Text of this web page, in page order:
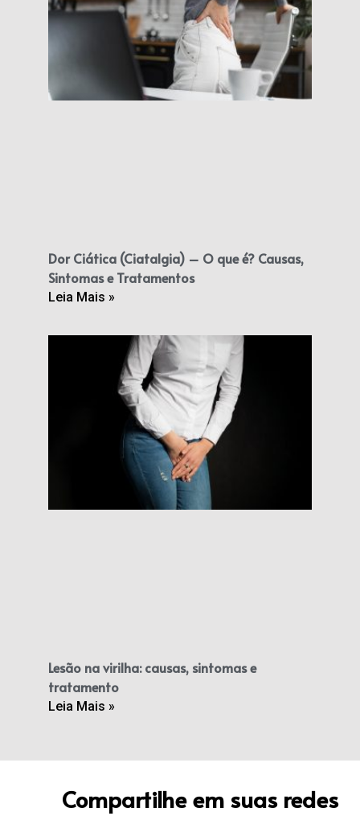
Dor Ciática (Ciatalgia) – O que é? Causas,
Sintomas e Tratamentos
Leia Mais »
Lesão na virilha: causas, sintomas e
tratamento
Leia Mais »
Compartilhe em suas redes